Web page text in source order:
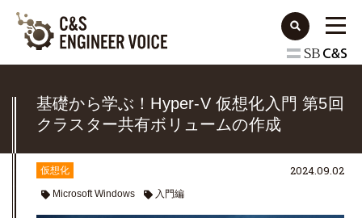
基礎から学ぶ！Hyper-V 仮想化入門 第5回
クラスター共有ボリュームの作成
仮想化
Microsoft Windows 入門編
2024.09.02